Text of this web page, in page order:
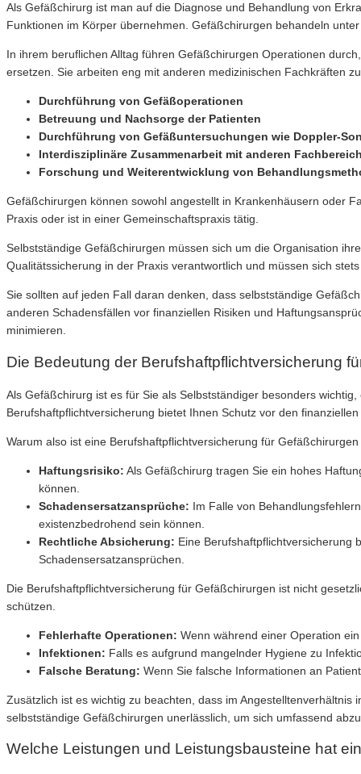
Als Gefäßchirurg ist man auf die Diagnose und Behandlung von
Funktionen im Körper übernehmen. Gefäßchirurgen behandeln
In ihrem beruflichen Alltag führen Gefäßchirurgen Operationen
ersetzen. Sie arbeiten eng mit anderen medizinischen Fachkräften
Durchführung von Gefäßoperationen
Betreuung und Nachsorge der Patienten
Durchführung von Gefäßuntersuchungen wie Doppler-
Interdisziplinäre Zusammenarbeit mit anderen
Forschung und Weiterentwicklung von
Gefäßchirurgen können sowohl angestellt in Krankenhäusern oder
Praxis oder ist in einer Gemeinschaftspraxis tätig.
Selbstständige Gefäßchirurgen müssen sich um die Organisation
Qualitätssicherung in der Praxis verantwortlich und müssen sich
Sie sollten auf jeden Fall daran denken, dass selbstständige
anderen Schadensfällen vor finanziellen Risiken und
minimieren.
Die Bedeutung der Berufshaftpflichtversicherung
Als Gefäßchirurg ist es für Sie als Selbstständiger besonders
Berufshaftpflichtversicherung bietet Ihnen Schutz vor den
Warum also ist eine Berufshaftpflichtversicherung für
Haftungsrisiko: Als Gefäßchirurg tragen Sie ein hohes
können.
Schadensersatzansprüche: Im Falle von
existenzbedrohend sein können.
Rechtliche Absicherung: Eine Berufshaftpflichtversicherung
Schadensersatzansprüchen.
Die Berufshaftpflichtversicherung für Gefäßchirurgen ist nicht
schützen.
Fehlerhafte Operationen: Wenn während einer Operation
Infektionen: Falls es aufgrund mangelnder Hygiene zu
Falsche Beratung: Wenn Sie falsche Informationen an
Zusätzlich ist es wichtig zu beachten, dass im
selbstständige Gefäßchirurgen unerlässlich, um sich umfassend
Welche Leistungen und Leistungsbausteine hat